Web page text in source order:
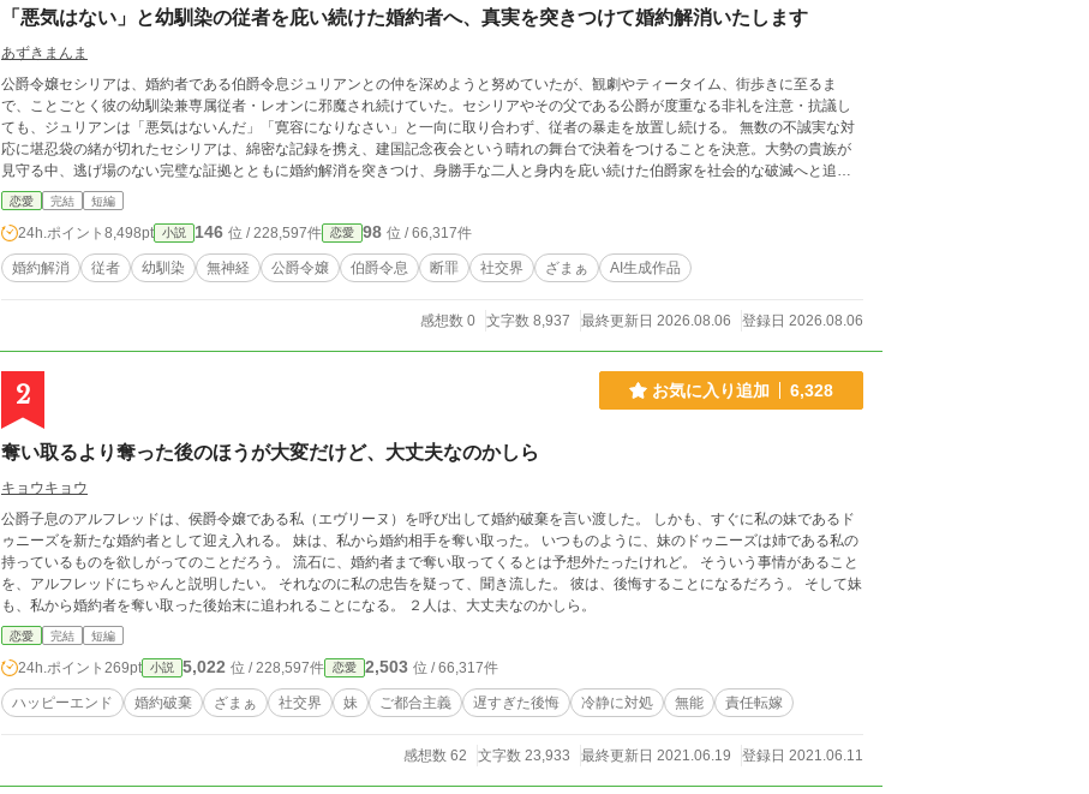
「悪気はない」と幼馴染の従者を庇い続けた婚約者へ、真実を突きつけて婚約解消いたします
あずきまんま
公爵令嬢セシリアは、婚約者である伯爵令息ジュリアンとの仲を深めようと努めていたが、観劇やティータイム、街歩きに至るま
で、ことごとく彼の幼馴染兼専属従者・レオンに邪魔され続けていた。セシリアやその父である公爵が度重なる非礼を注意・抗議し
ても、ジュリアンは「悪気はないんだ」「寛容になりなさい」と一向に取り合わず、従者の暴走を放置し続ける。 無数の不誠実な対
応に堪忍袋の緒が切れたセシリアは、綿密な記録を携え、建国記念夜会という晴れの舞台で決着をつけることを決意。大勢の貴族が
見守る中、逃げ場のない完璧な証拠とともに婚約解消を突きつけ、身勝手な二人と身内を庇い続けた伯爵家を社会的な破滅へと追い
込んでいく。
恋愛 完結 短編
24h.ポイント 8,498pt 小説 146 位 / 228,597件 恋愛 98 位 / 66,317件
婚約解消 従者 幼馴染 無神経 公爵令嬢 伯爵令息 断罪 社交界 ざまぁ AI生成作品
感想数 0 文字数 8,937 最終更新日 2026.08.06 登録日 2026.08.06
2 お気に入り追加 6,328
奪い取るより奪った後のほうが大変だけど、大丈夫なのかしら
キョウキョウ
公爵子息のアルフレッドは、侯爵令嬢である私（エヴリーヌ）を呼び出して婚約破棄を言い渡した。 しかも、すぐに私の妹であるド
ゥニーズを新たな婚約者として迎え入れる。 妹は、私から婚約相手を奪い取った。 いつものように、妹のドゥニーズは姉である私の
持っているものを欲しがってのことだろう。 流石に、婚約者まで奪い取ってくるとは予想外たったけれど。 そういう事情があること
を、アルフレッドにちゃんと説明したい。 それなのに私の忠告を疑って、聞き流した。 彼は、後悔することになるだろう。 そして妹
も、私から婚約者を奪い取った後始末に追われることになる。 ２人は、大丈夫なのかしら。
恋愛 完結 短編
24h.ポイント 269pt 小説 5,022 位 / 228,597件 恋愛 2,503 位 / 66,317件
ハッピーエンド 婚約破棄 ざまぁ 社交界 妹 ご都合主義 遅すぎた後悔 冷静に対処 無能 責任転嫁
感想数 62 文字数 23,933 最終更新日 2021.06.19 登録日 2021.06.11